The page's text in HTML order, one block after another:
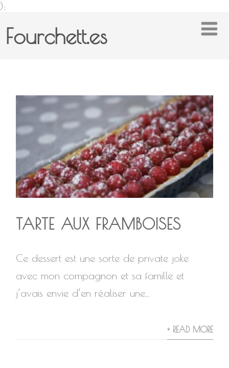
);
Fourchett.es
TARTE AUX FRAMBOISES
Ce dessert est une sorte de private joke
avec mon compagnon et sa famille et
j’avais envie d’en réaliser une...
+ READ MORE